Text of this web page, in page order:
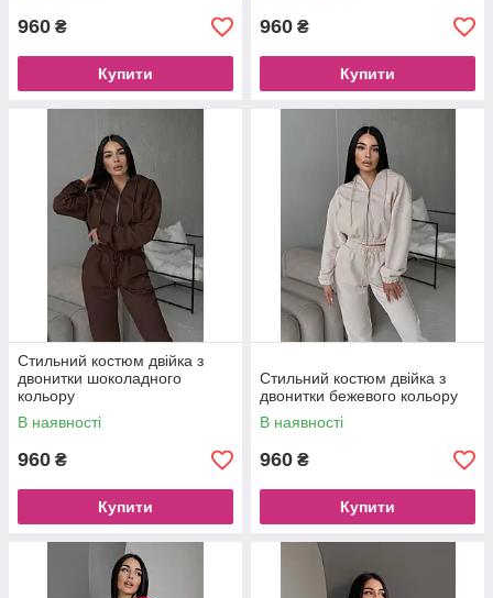
960 ₴
Купити
960 ₴
Купити
Стильний костюм двійка з
двонитки шоколадного
кольору
В наявності
960 ₴
Купити
Стильний костюм двійка з
двонитки бежевого кольору
В наявності
960 ₴
Купити